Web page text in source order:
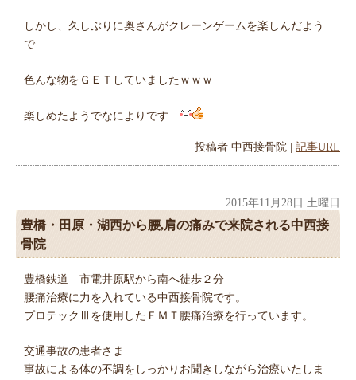
しかし、久しぶりに奥さんがクレーンゲームを楽しんだよう
で
色んな物をＧＥＴしていましたｗｗｗ
楽しめたようでなによりです
投稿者 中西接骨院 | 記事URL
2015年11月28日 土曜日
豊橋・田原・湖西から腰,肩の痛みで来院される中西接
骨院
豊橋鉄道 市電井原駅から南へ徒歩２分
腰痛治療に力を入れている中西接骨院です。
プロテックⅢを使用したＦＭＴ腰痛治療を行っています。
交通事故の患者さま
事故による体の不調をしっかりお聞きしながら治療いたしま